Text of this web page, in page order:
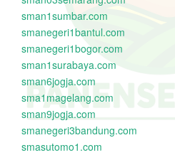
sman1sumbar.com
smanegeri1bantul.com
smanegeri1bogor.com
sman1surabaya.com
sman6jogja.com
sma1magelang.com
sman9jogja.com
smanegeri3bandung.com
smasutomo1.com